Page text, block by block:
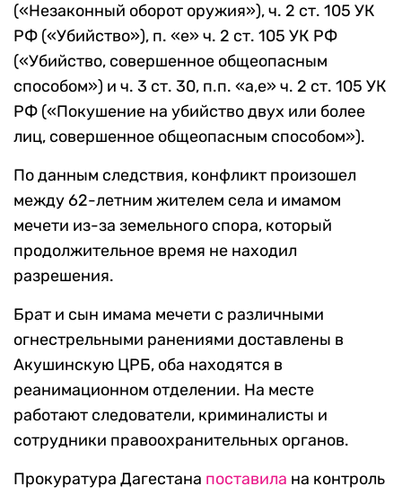
(«Незаконный оборот оружия»), ч. 2 ст. 105 УК
РФ («Убийство»), п. «е» ч. 2 ст. 105 УК РФ
(«Убийство, совершенное общеопасным
способом») и ч. 3 ст. 30, п.п. «а,е» ч. 2 ст. 105 УК
РФ («Покушение на убийство двух или более
лиц, совершенное общеопасным способом»).
По данным следствия, конфликт произошел
между 62-летним жителем села и имамом
мечети из-за земельного спора, который
продолжительное время не находил
разрешения.
Брат и сын имама мечети с различными
огнестрельными ранениями доставлены в
Акушинскую ЦРБ, оба находятся в
реанимационном отделении. На месте
работают следователи, криминалисты и
сотрудники правоохранительных органов.
Прокуратура Дагестана поставила на контроль